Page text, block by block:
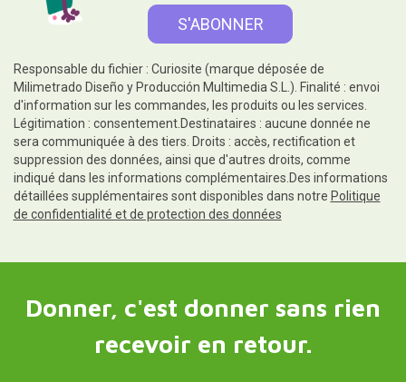
Responsable du fichier : Curiosite (marque déposée de
Milimetrado Diseño y Producción Multimedia S.L.). Finalité : envoi
d'information sur les commandes, les produits ou les services.
Légitimation : consentement.Destinataires : aucune donnée ne
sera communiquée à des tiers. Droits : accès, rectification et
suppression des données, ainsi que d'autres droits, comme
indiqué dans les informations complémentaires.Des informations
détaillées supplémentaires sont disponibles dans notre Politique
de confidentialité et de protection des données
Donner, c'est donner sans rien
recevoir en retour.